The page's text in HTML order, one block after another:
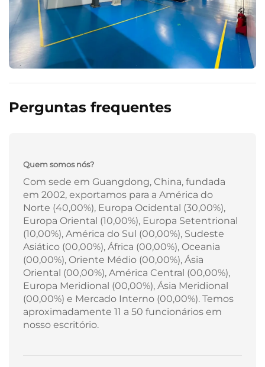
Perguntas frequentes
Quem somos nós?
Com sede em Guangdong, China, fundada
em 2002, exportamos para a América do
Norte (40,00%), Europa Ocidental (30,00%),
Europa Oriental (10,00%), Europa Setentrional
(10,00%), América do Sul (00,00%), Sudeste
Asiático (00,00%), África (00,00%), Oceania
(00,00%), Oriente Médio (00,00%), Ásia
Oriental (00,00%), América Central (00,00%),
Europa Meridional (00,00%), Ásia Meridional
(00,00%) e Mercado Interno (00,00%). Temos
aproximadamente 11 a 50 funcionários em
nosso escritório.